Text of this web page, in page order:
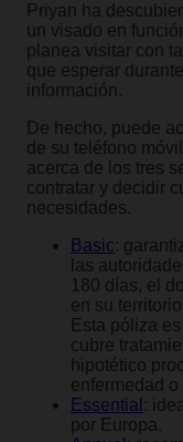
Priyan ha
un visado en
planea visitar con
que esperar
información.
De hecho, puede
de su teléfono
acerca de los tres
contratar y decidir
necesidades.
Basic:
las
180 días, el
en su
Esta póliza
cubre
hipotético
enfermedad
Essential :
por Europa.